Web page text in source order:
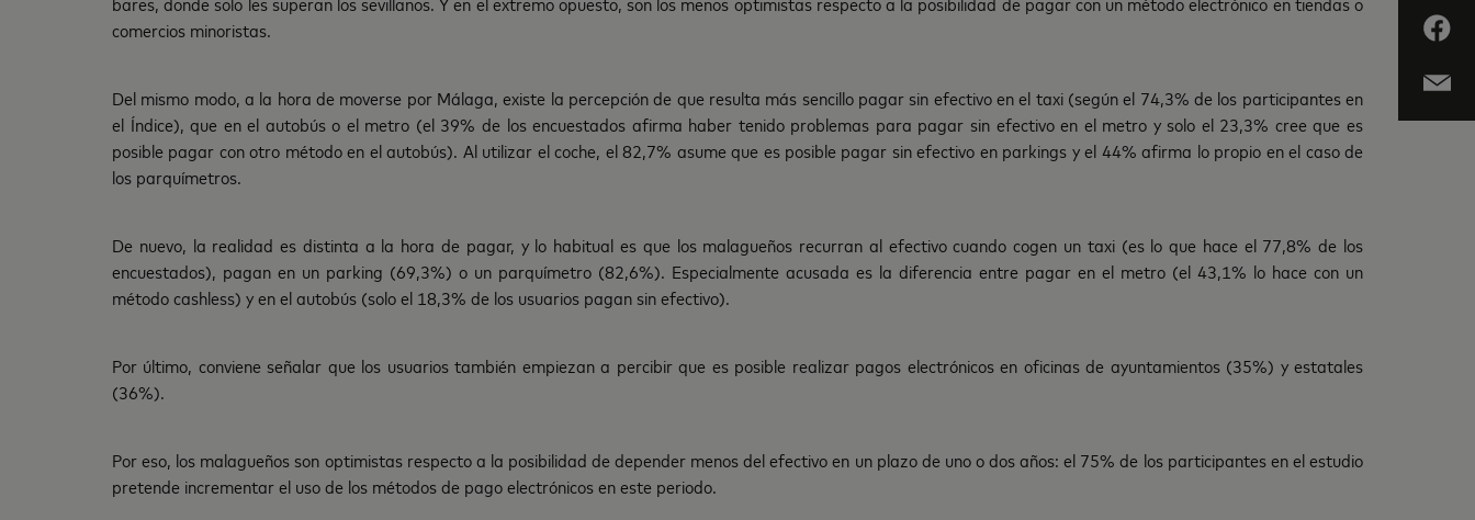
comercios minoristas.
Del mismo modo, a la hora de moverse por Málaga, existe la percepción de que resulta más sencillo pagar sin efectivo en el taxi (según el 74,3% de los participantes en
el Índice), que en el autobús o el metro (el 39% de los encuestados afirma haber tenido problemas para pagar sin efectivo en el metro y solo el 23,3% cree que es
posible pagar con otro método en el autobús). Al utilizar el coche, el 82,7% asume que es posible pagar sin efectivo en parkings y el 44% afirma lo propio en el caso de
los parquímetros.
De nuevo, la realidad es distinta a la hora de pagar, y lo habitual es que los malagueños recurran al efectivo cuando cogen un taxi (es lo que hace el 77,8% de los
encuestados), pagan en un parking (69,3%) o un parquímetro (82,6%). Especialmente acusada es la diferencia entre pagar en el metro (el 43,1% lo hace con un
método cashless) y en el autobús (solo el 18,3% de los usuarios pagan sin efectivo).
Por último, conviene señalar que los usuarios también empiezan a percibir que es posible realizar pagos electrónicos en oficinas de ayuntamientos (35%) y estatales
(36%).
Por eso, los malagueños son optimistas respecto a la posibilidad de depender menos del efectivo en un plazo de uno o dos años: el 75% de los participantes en el estudio
pretende incrementar el uso de los métodos de pago electrónicos en este periodo.